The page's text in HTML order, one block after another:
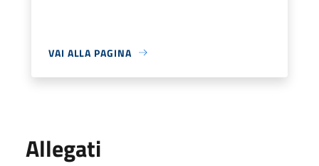
VAI ALLA PAGINA
Allegati